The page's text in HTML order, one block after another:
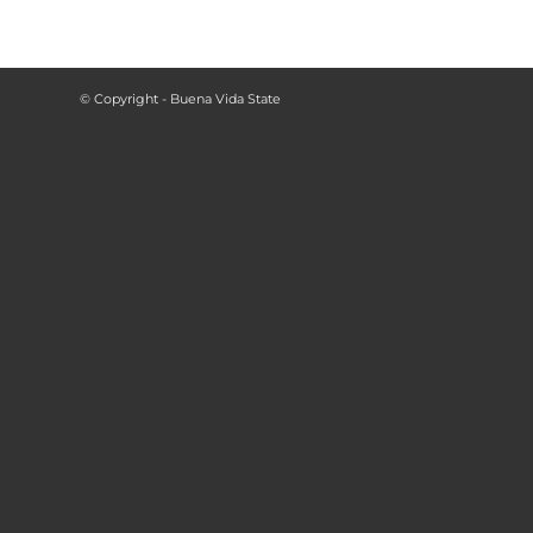
© Copyright - Buena Vida State